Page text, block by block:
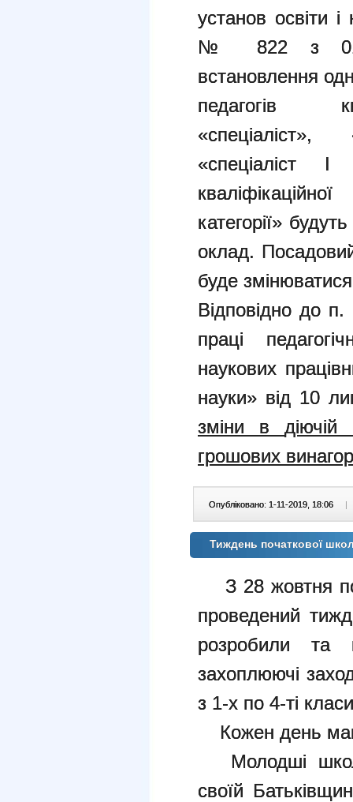
установ освіти
№ 822 з
встановлення
педагогів
«спеціаліст»,
«спеціаліст
категорії»
оклад. Посадовий
буде
Відповідно до
праці
наукових
науки» від 10
зміни в
грошових
Опубліковано: 1-11-2019, 18:06 |
Тиждень початкової
З 28 жовтня
проведений
розробили та
захоплюючі
з 1-х по 4-ті
Кожен день
Молодші
своїй